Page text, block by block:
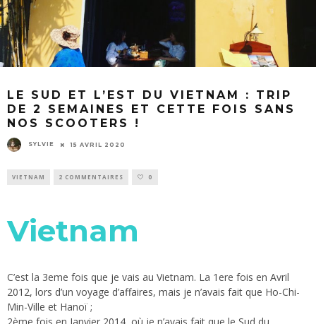
LE SUD ET L’EST DU VIETNAM : TRIP
DE 2 SEMAINES ET CETTE FOIS SANS
NOS SCOOTERS !
SYLVIE 15 AVRIL 2020
VIETNAM 2 COMMENTAIRES 0
Vietnam
C’est la 3eme fois que je vais au Vietnam. La 1ere fois en Avril
2012, lors d’un voyage d’affaires, mais je n’avais fait que Ho-Chi-
Min-Ville et Hanoï ;